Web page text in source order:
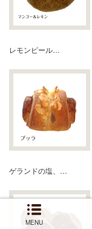
レモンピール…
ゲランドの塩、…
MENU